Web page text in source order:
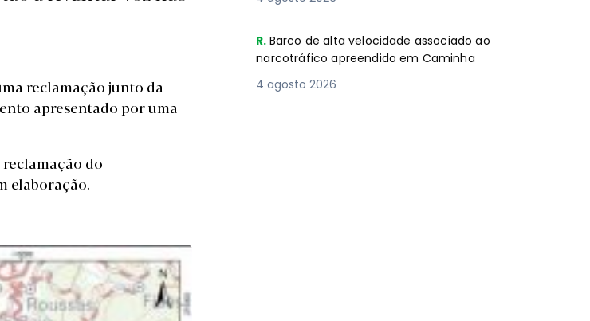
reclamação junto da
apresentado por uma
do
elaboração.
R. Barco de alta velocidade associado ao
narcotráfico apreendido em Caminha
4 agosto 2026